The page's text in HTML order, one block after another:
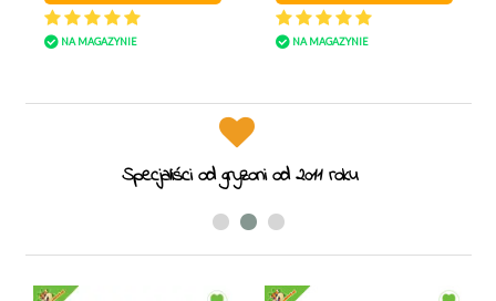
NA MAGAZYNIE NA MAGAZYNIE
Specjaliści od gryzoni od 2011 roku